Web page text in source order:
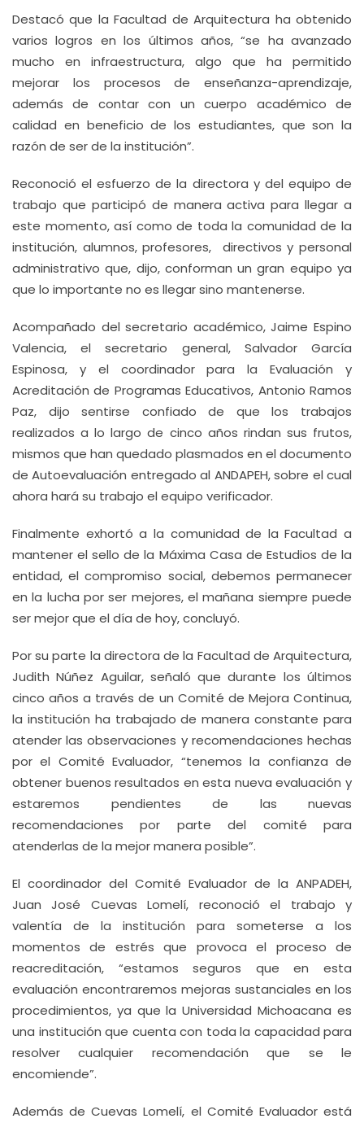
Destacó que la Facultad de Arquitectura ha obtenido
varios logros en los últimos años, “se ha avanzado
mucho en infraestructura, algo que ha permitido
mejorar los procesos de enseñanza-aprendizaje,
además de contar con un cuerpo académico de
calidad en beneficio de los estudiantes, que son la
razón de ser de la institución”.
Reconoció el esfuerzo de la directora y del equipo de
trabajo que participó de manera activa para llegar a
este momento, así como de toda la comunidad de la
institución, alumnos, profesores, directivos y personal
administrativo que, dijo, conforman un gran equipo ya
que lo importante no es llegar sino mantenerse.
Acompañado del secretario académico, Jaime Espino
Valencia, el secretario general, Salvador García
Espinosa, y el coordinador para la Evaluación y
Acreditación de Programas Educativos, Antonio Ramos
Paz, dijo sentirse confiado de que los trabajos
realizados a lo largo de cinco años rindan sus frutos,
mismos que han quedado plasmados en el documento
de Autoevaluación entregado al ANDAPEH, sobre el cual
ahora hará su trabajo el equipo verificador.
Finalmente exhortó a la comunidad de la Facultad a
mantener el sello de la Máxima Casa de Estudios de la
entidad, el compromiso social, debemos permanecer
en la lucha por ser mejores, el mañana siempre puede
ser mejor que el día de hoy, concluyó.
Por su parte la directora de la Facultad de Arquitectura,
Judith Núñez Aguilar, señaló que durante los últimos
cinco años a través de un Comité de Mejora Continua,
la institución ha trabajado de manera constante para
atender las observaciones y recomendaciones hechas
por el Comité Evaluador, “tenemos la confianza de
obtener buenos resultados en esta nueva evaluación y
estaremos pendientes de las nuevas
recomendaciones por parte del comité para
atenderlas de la mejor manera posible”.
El coordinador del Comité Evaluador de la ANPADEH,
Juan José Cuevas Lomelí, reconoció el trabajo y
valentía de la institución para someterse a los
momentos de estrés que provoca el proceso de
reacreditación, “estamos seguros que en esta
evaluación encontraremos mejoras sustanciales en los
procedimientos, ya que la Universidad Michoacana es
una institución que cuenta con toda la capacidad para
resolver cualquier recomendación que se le
encomiende”.
Además de Cuevas Lomelí, el Comité Evaluador está